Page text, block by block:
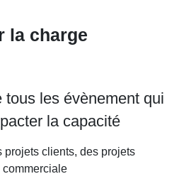
la charge
tous les évènement qui
la capacité
projets clients, des projets
commerciale